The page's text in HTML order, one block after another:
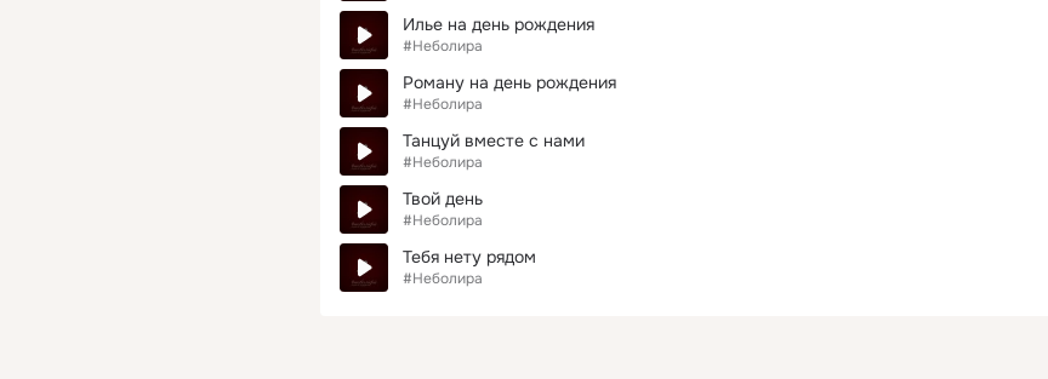
Илье на день рождения
#Неболира
Роману на день рождения
#Неболира
Танцуй вместе с нами
#Неболира
Твой день
#Неболира
Тебя нету рядом
#Неболира